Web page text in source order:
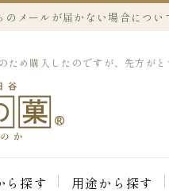
のメールが届かない場合につい
ため購入したのですが、先方が
ら探す 用途から探す